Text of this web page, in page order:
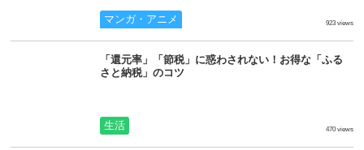
マンガ・アニメ 923 views
「還元率」「節税」に惑わされない！お得な「ふる
さと納税」のコツ
生活 470 views